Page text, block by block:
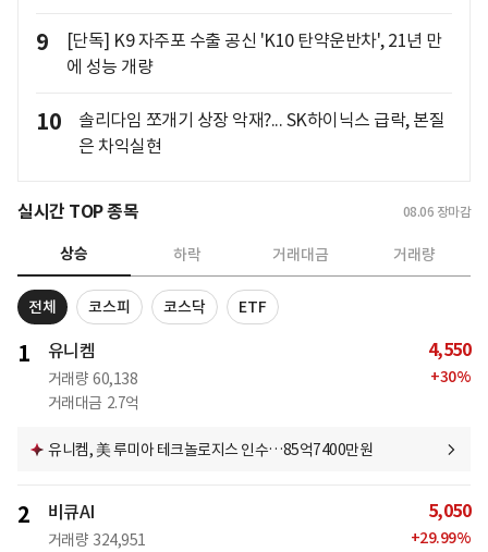
9
[단독] K9 자주포 수출 공신 'K10 탄약운반차', 21년 만
에 성능 개량
10
솔리다임 쪼개기 상장 악재?... SK하이닉스 급락, 본질
은 차익실현
실시간 TOP 종목 08.06 장마감
상승 하락 거래대금 거래량
전체 코스피 코스닥 ETF
1 유니켐
거래량 60,138
거래대금 2.7억
4,550
+30%
유니켐, 美 루미아 테크놀로지스 인수…85억7400만원
2 비큐AI
거래량 324,951
5,050
+29.99%